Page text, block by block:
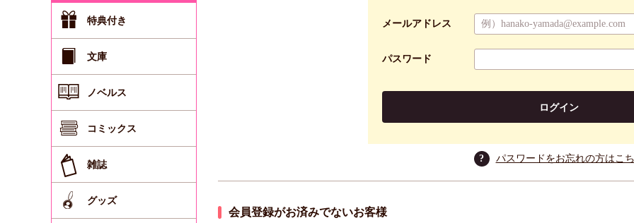
特典付き
文庫
ノベルス
コミックス
雑誌
グッズ
メールアドレス
パスワード
ログイン
? パスワードをお忘れの方はこ
会員登録がお済みでないお客様